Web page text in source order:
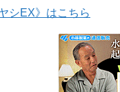
シEX》はこちら